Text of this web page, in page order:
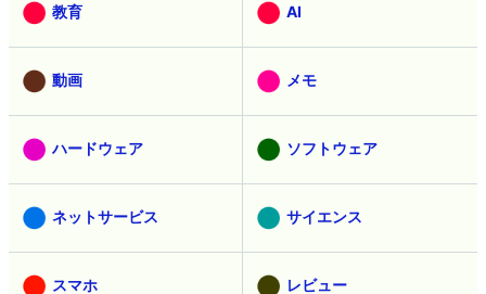
教育 AI
動画 メモ
ハードウェア ソフトウェア
ネットサービス サイエンス
スマホ レビュー